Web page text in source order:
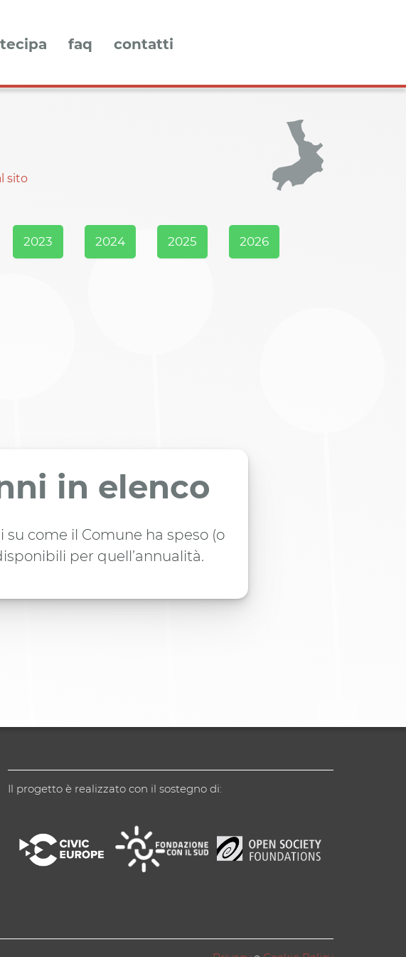
faq contatti
sito
2023 2024 2025 2026
in elenco
come il Comune ha speso (o
per quell’annualità.
Il progetto è realizzato con il sostegno di: